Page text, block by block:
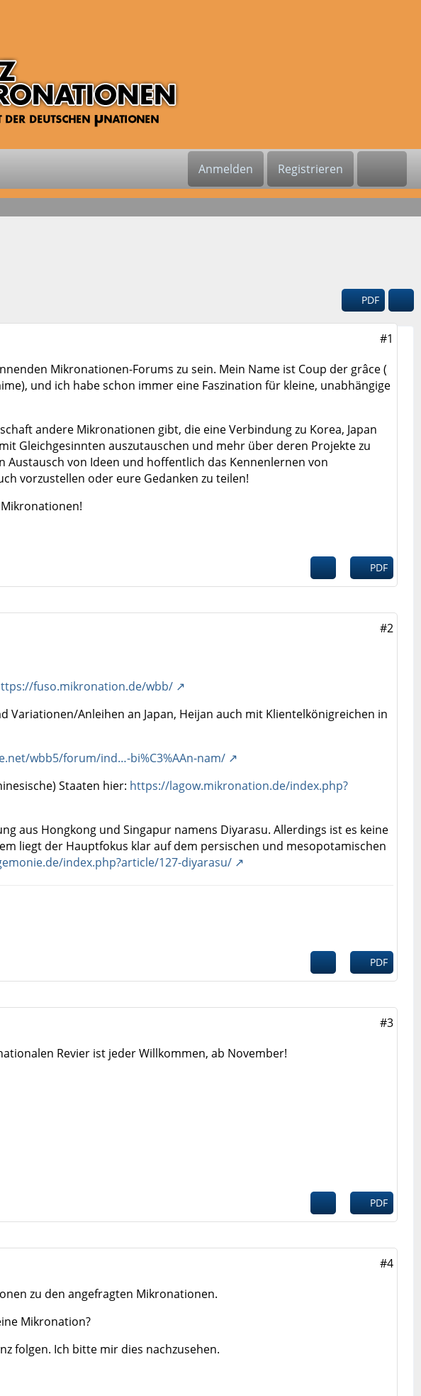
Anmelden Registrieren
PDF
#1
Mikronationen-Forums zu sein. Mein Name ist Coup der grâce (
und ich habe schon immer eine Faszination für kleine, unabhängige
andere Mikronationen gibt, die eine Verbindung zu Korea, Japan
Gleichgesinnten auszutauschen und mehr über deren Projekte zu
von Ideen und hoffentlich das Kennenlernen von
vorzustellen oder eure Gedanken zu teilen!
PDF
#2
fuso.mikronation.de/wbb/
Variationen/Anleihen an Japan, Heijan auch mit Klientelkönigreichen in
wbb5/forum/ind…-bi%C3%AAn-nam/
Staaten hier: https://lagow.mikronation.de/index.php?
aus Hongkong und Singapur namens Diyarasu. Allerdings ist es keine
liegt der Hauptfokus klar auf dem persischen und mesopotamischen
index.php?article/127-diyarasu/
PDF
#3
Revier ist jeder Willkommen, ab November!
PDF
#4
zu den angefragten Mikronationen.
Mikronation?
folgen. Ich bitte mir dies nachzusehen.